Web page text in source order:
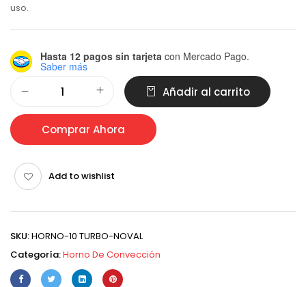
uso.
Hasta 12 pagos sin tarjeta con Mercado Pago.
Saber más
Añadir al carrito
Comprar Ahora
Add to wishlist
SKU:HORNO-10 TURBO-NOVAL
Categoría:Horno De Convección